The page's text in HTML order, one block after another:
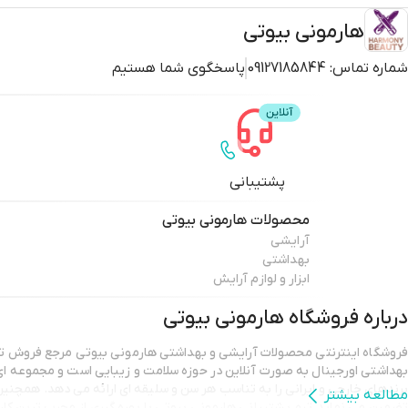
هارمونی بیوتی
شماره تماس: 09127185844 پاسخگوی شما هستیم
پشتیبانی
محصولاتهارمونی بیوتی
آرایشی
بهداشتی
ابزار و لوازم آرایش
درباره فروشگاه هارمونی بیوتی
فروشگاه اینترنتی محصولات آرایشی و بهداشتی هارمونی بیوتی مرجع
بهداشتی اورجینال به صورت آنلاین در حوزه سلامت و زیبایی است و مجموعه
برندهای خارجی و ایرانی را به تناسب هر سن و سلیقه ای ارائه می دهد.
مطالعه بیشتر